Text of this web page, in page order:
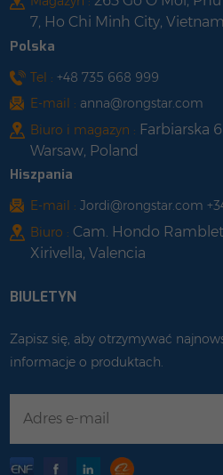
7, Ho Chi Minh City, Vietnam
Polska
Tel : +48 735 668 999
E-mail : anna@rongstar.com
Biuro i magazyn : Farbiarska
Warsaw, Poland
Hiszpania
E-mail : Jordi@rongstar.com
Biuro : Cam. Hondo
Xirivella, Valencia
BIULETYN
Zapisz się, aby otrzymywać
informacje o produktach.